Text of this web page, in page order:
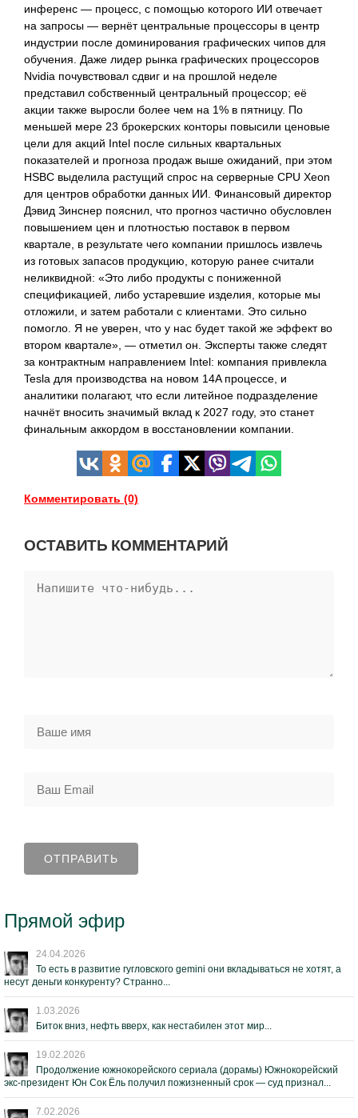
инференс — процесс, с помощью которого ИИ отвечает
на запросы — вернёт центральные процессоры в центр
индустрии после доминирования графических чипов для
обучения. Даже лидер рынка графических процессоров
Nvidia почувствовал сдвиг и на прошлой неделе
представил собственный центральный процессор; её
акции также выросли более чем на 1% в пятницу. По
меньшей мере 23 брокерских конторы повысили ценовые
цели для акций Intel после сильных квартальных
показателей и прогноза продаж выше ожиданий, при этом
HSBC выделила растущий спрос на серверные CPU Xeon
для центров обработки данных ИИ. Финансовый директор
Дэвид Зинснер пояснил, что прогноз частично обусловлен
повышением цен и плотностью поставок в первом
квартале, в результате чего компании пришлось извлечь
из готовых запасов продукцию, которую ранее считали
неликвидной: «Это либо продукты с пониженной
спецификацией, либо устаревшие изделия, которые мы
отложили, и затем работали с клиентами. Это сильно
помогло. Я не уверен, что у нас будет такой же эффект во
втором квартале», — отметил он. Эксперты также следят
за контрактным направлением Intel: компания привлекла
Tesla для производства на новом 14A процессе, и
аналитики полагают, что если литейное подразделение
начнёт вносить значимый вклад к 2027 году, это станет
финальным аккордом в восстановлении компании.
Комментировать (0)
ОСТАВИТЬ КОММЕНТАРИЙ
Прямой эфир
24.04.2026
То есть в развитие гугловского gemini они вкладываться не хотят, а
несут деньги конкуренту? Странно...
1.03.2026
Биток вниз, нефть вверх, как нестабилен этот мир...
19.02.2026
Продолжение южнокорейского сериала (дорамы) Южнокорейский
экс-президент Юн Сок Ёль получил пожизненный срок — суд признал...
7.02.2026